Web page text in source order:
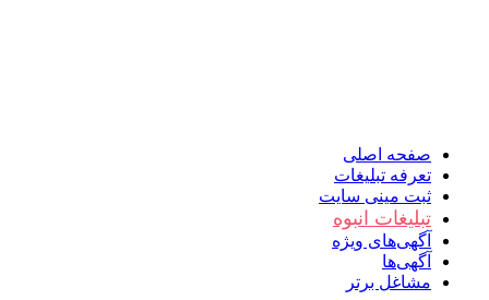
صفحه اصلی
تعرفه تبلیغات
ثبت مینی سایت
تبلیغات انبوه
آگهی‌های ویژه
آگهی‌ها
مشاغل برتر